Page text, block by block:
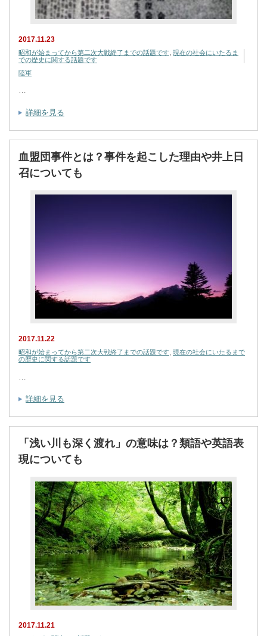
2017.11.23
昭和が始まってから第二次大戦終了までの話題です 現在の社会にいたるま
での歴史に関する話題です
陸軍
詳細を見る
血盟団事件とは？事件を起こした理由や井上日
召についても
2017.11.22
昭和が始まってから第二次大戦終了までの話題です 現在の社会にいたるまで
の歴史に関する話題です
詳細を見る
「浅い川も深く渡れ」の意味は？類語や英語表
現についても
2017.11.21